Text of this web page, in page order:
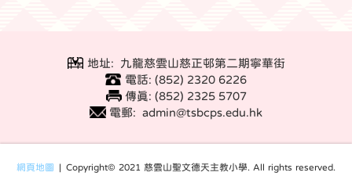
地址: 九龍慈雲山慈正邨第二期寧華街
電話: (852) 2320 6226
傳真: (852) 2325 5707
電郵: admin@tsbcps.edu.hk
網頁地圖 | Copyright© 2021 慈雲山聖文德天主教小學. All rights reserved.